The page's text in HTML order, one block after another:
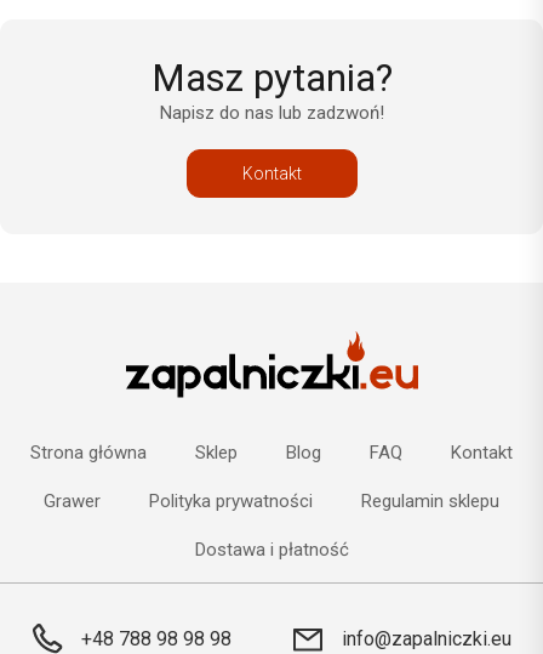
Masz pytania?
Napisz do nas lub zadzwoń!
Kontakt
Strona główna Sklep Blog FAQ Kontakt
Grawer Polityka prywatności Regulamin sklepu
Dostawa i płatność
+48 788 98 98 98 info@zapalniczki.eu